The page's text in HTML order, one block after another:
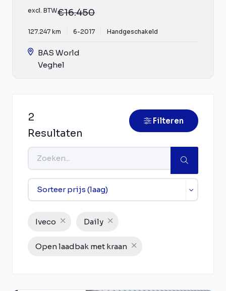
excl. BTW€16.450
127.247 km 6-2017 Handgeschakeld
BAS World
Veghel
2
Resultaten
Filteren
Iveco Daily
Open laadbak met kraan